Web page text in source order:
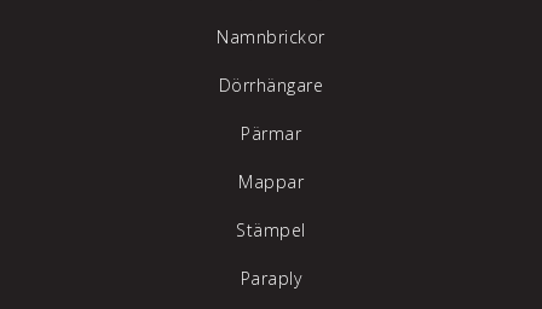
Namnbrickor
Dörrhängare
Pärmar
Mappar
Stämpel
Paraply